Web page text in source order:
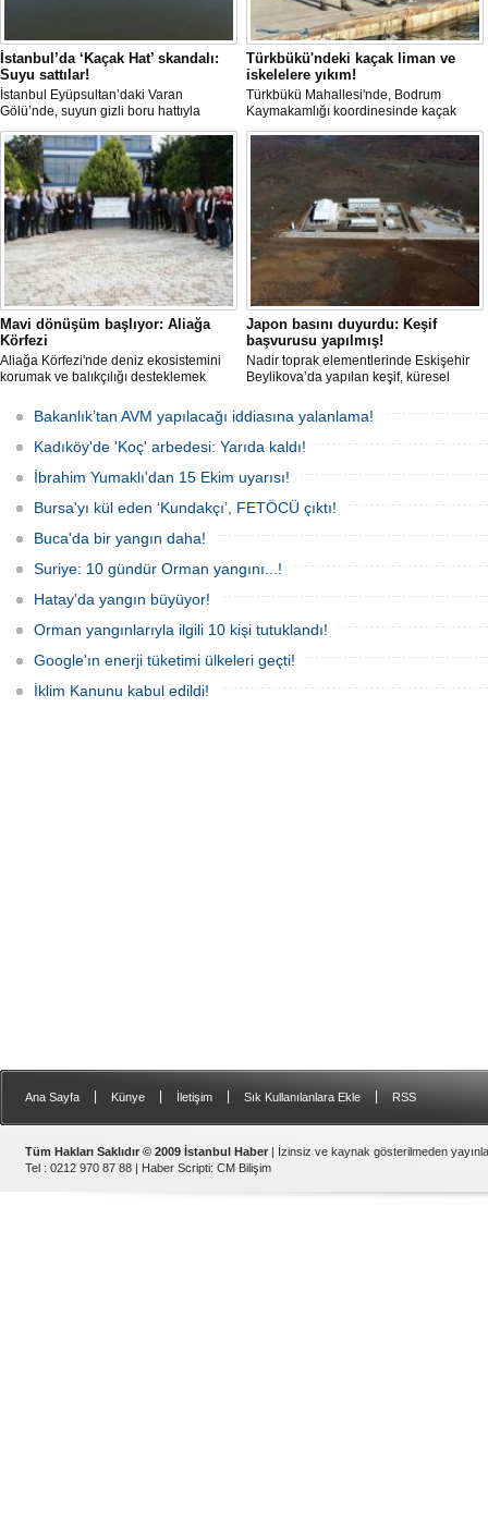
İstanbul’da ‘Kaçak Hat’ skandalı:
Suyu sattılar!
İstanbul Eyüpsultan’daki Varan
Gölü’nde, suyun gizli boru hattıyla
çekilip tankerlere aktarıldığı öne
sürüldü. Hattın izini süren vatandaşlar,
yaklaşık 3 kilometrelik kaçak düzenek
kurulduğunu iddia etti.
Türkbükü'ndeki kaçak liman ve
iskelelere yıkım!
Türkbükü Mahallesi'nde, Bodrum
Kaymakamlığı koordinesinde kaçak
liman ve iskelelere yönelik yıkım
çalışması başlatıldı.
Mavi dönüşüm başlıyor: Aliağa
Körfezi
Aliağa Körfezi'nde deniz ekosistemini
korumak ve balıkçılığı desteklemek
Japon basını duyurdu: Keşif
başvurusu yapılmış!
Nadir toprak elementlerinde Eskişehir
Beylikova’da yapılan keşif, küresel
yeni bir hamle geldi.
Bakanlık’tan AVM yapılacağı iddiasına yalanlama!
Kadıköy'de 'Koç' arbedesi: Yarıda kaldı!
İbrahim Yumaklı'dan 15 Ekim uyarısı!
Bursa'yı kül eden ‘Kundakçı’, FETÖCÜ çıktı!
Buca'da bir yangın daha!
Suriye: 10 gündür Orman yangını...!
Hatay'da yangın büyüyor!
Orman yangınlarıyla ilgili 10 kişi tutuklandı!
Google'ın enerji tüketimi ülkeleri geçti!
İklim Kanunu kabul edildi!
Ana Sayfa Künye İletişim Sık Kullanılanlara Ekle RSS
Tüm Hakları Saklıdır © 2009 İstanbul Haber | İzinsiz ve kaynak gösterilmeden
Tel : 0212 970 87 88 | Haber Scripti: CM Bilişim